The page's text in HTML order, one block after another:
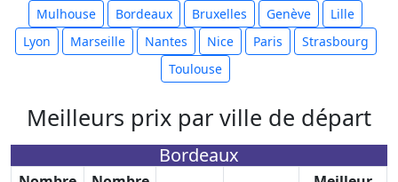
Mulhouse Bordeaux Bruxelles Genève
Lille
Lyon
Marseille Nantes Nice Paris
Strasbourg
Toulouse
Meilleurs prix par ville de départ
Bordeaux